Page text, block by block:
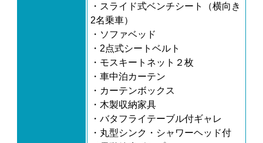
・スライド式ベンチシート（横向き
2名乗車）
・ソファベッド
・2点式シートベルト
・モスキートネット２枚
・車中泊カーテン
・カーテンボックス
・木製収納家具
・バタフライテーブル付ギャレ
・丸型シンク・シャワーヘッド付